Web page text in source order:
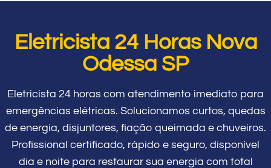
Eletricista 24 Horas Nova
Odessa SP
Eletricista 24 horas com atendimento imediato para
emergências elétricas. Solucionamos curtos, quedas
de energia, disjuntores, fiação queimada e chuveiros.
Profissional certificado, rápido e seguro, disponível
dia e noite para restaurar sua energia com total